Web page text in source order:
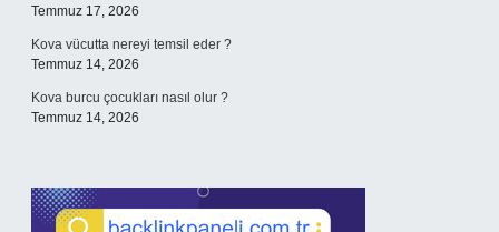
Temmuz 17, 2026
Kova vücutta nereyi temsil eder ?
Temmuz 14, 2026
Kova burcu çocukları nasıl olur ?
Temmuz 14, 2026